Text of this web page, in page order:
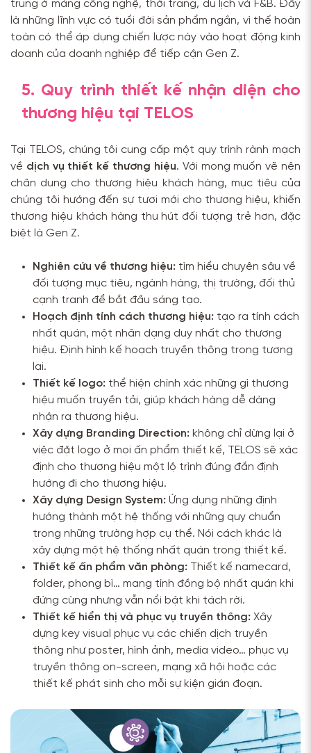
trung ở mảng công nghệ, thời trang, du lịch và F&B. Đây
là những lĩnh vực có tuổi đời sản phẩm ngắn, vì thế hoàn
toàn có thể áp dụng chiến lược này vào hoạt động kinh
doanh của doanh nghiệp để tiếp cận Gen Z.
5. Quy trình thiết kế nhận diện cho
thương hiệu tại TELOS
Tại TELOS, chúng tôi cung cấp một quy trình rành mạch
về dịch vụ thiết kế thương hiệu. Với mong muốn vẽ nên
chân dung cho thương hiệu khách hàng, mục tiêu của
chúng tôi hướng đến sự tươi mới cho thương hiệu, khiến
thương hiệu khách hàng thu hút đối tượng trẻ hơn, đặc
biệt là Gen Z.
Nghiên cứu về thương hiệu: tìm hiểu chuyên sâu về
đối tượng mục tiêu, ngành hàng, thị trường, đối thủ
cạnh tranh để bắt đầu sáng tạo.
Hoạch định tính cách thương hiệu: tạo ra tính cách
nhất quán, một nhân dạng duy nhất cho thương
hiệu. Định hình kế hoạch truyền thông trong tương
lai.
Thiết kế logo: thể hiện chính xác những gì thương
hiệu muốn truyền tải, giúp khách hàng dễ dàng
nhận ra thương hiệu.
Xây dựng Branding Direction: không chỉ dừng lại ở
việc đặt logo ở mọi ấn phẩm thiết kế, TELOS sẽ xác
định cho thương hiệu một lộ trình đúng đắn định
hướng đi cho thương hiệu.
Xây dựng Design System: Ứng dụng những định
hướng thành một hệ thống với những quy chuẩn
trong những trường hợp cụ thể. Nói cách khác là
xây dựng một hệ thống nhất quán trong thiết kế.
Thiết kế ấn phẩm văn phòng: Thiết kế namecard,
folder, phong bì… mang tính đồng bộ nhất quán khi
đứng cùng nhưng vẫn nổi bật khi tách rời.
Thiết kế hiển thị và phục vụ truyền thông: Xây
dựng key visual phục vụ các chiến dịch truyền
thông như poster, hình ảnh, media video… phục vụ
truyền thông on-screen, mạng xã hội hoặc các
thiết kế phát sinh cho mỗi sự kiện gián đoạn.